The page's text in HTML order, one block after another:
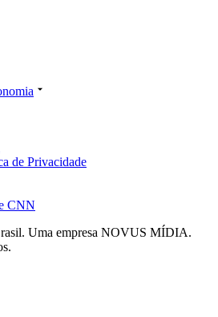
de Privacidade
CNN
Uma empresa NOVUS MÍDIA.